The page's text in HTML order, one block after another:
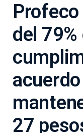
del 79%
27